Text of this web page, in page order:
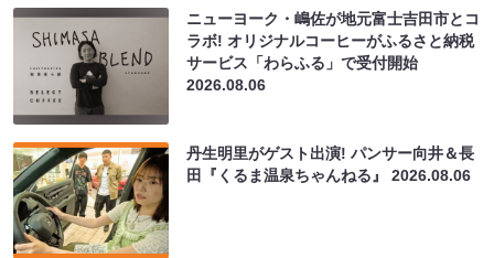
ニューヨーク・嶋佐が地元富士吉田市とコ
ラボ! オリジナルコーヒーがふるさと納税
サービス「わらふる」で受付開始
2026.08.06
丹生明里がゲスト出演! パンサー向井＆長
田『くるま温泉ちゃんねる』2026.08.06